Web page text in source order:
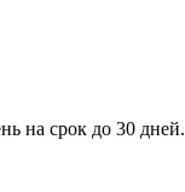
на срок до 30 дней.